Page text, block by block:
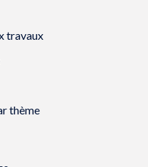
e
e
travaux
thème